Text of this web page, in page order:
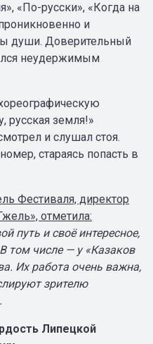
«По-русски», «Когда на
и
души. Доверительный
неудержимым
русская земля!»
и слушал стоя.
стараясь попасть в
Фестиваля, директор
отметила:
путь и своё интересное,
том числе — у «Казаков
Их работа очень важна,
зрителю
Липецкой